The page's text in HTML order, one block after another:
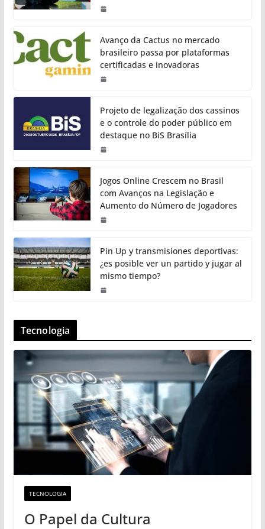
Avanço da Cactus no mercado
brasileiro passa por plataformas
certificadas e inovadoras
Projeto de legalização dos cassinos
e o controle do poder público em
destaque no BiS Brasília
Jogos Online Crescem no Brasil
com Avanços na Legislação e
Aumento do Número de Jogadores
Pin Up y transmisiones deportivas:
¿es posible ver un partido y jugar al
mismo tiempo?
Tecnologia
TECNOLOGIA
O Papel da Cultura